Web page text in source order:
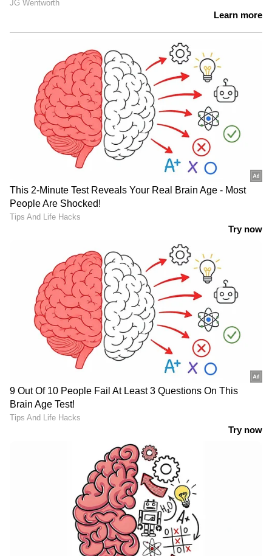
തുടര്‍ നടപടിക്കായി ഇവരെ പബ്ലിക്
പ്രൊസിക്യൂഷന് കൈമാറി.ഇത്തരം നിയമ
ലംഘനങ്ങൾക്ക് സൗദിയില്‍ കടുത്ത ശിക്ഷയും
പിഴയുമാണ് ലഭിക്കുക. വിറക് ഉൽപന്നങ്ങൾക്ക്
ക്യുബിക് മീറ്ററിന് 16,000 റിയാല്‍ വീതം പിഴ
ചുമത്തും. ഒപ്പം ജയില്‍ ശിക്ഷയും.
ഏഷ്യാനെറ്റ് ന്യൂസ് ലൈവ് യൂട്യൂബില്‍
കാണാം...